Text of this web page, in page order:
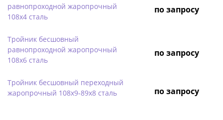
равнопроходной жаропрочный
108х4 сталь
по запросу
Тройник бесшовный
равнопроходной жаропрочный
108х6 сталь
по запросу
Тройник бесшовный переходный
жаропрочный 108х9-89х8 сталь
по запросу